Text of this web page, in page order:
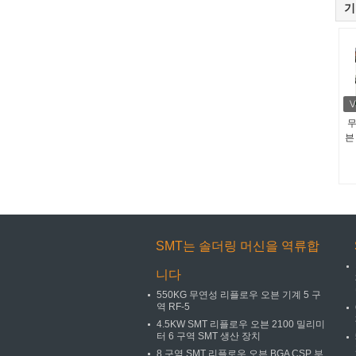
SMT는 솔더링 머신을 역류합
니다
550KG 무연성 리플로우 오븐 기계 5 구
역 RF-5
4.5KW SMT 리플로우 오븐 2100 밀리미
터 6 구역 SMT 생산 장치
8 구역 SMT 리플로우 오븐 BGA CSP 부